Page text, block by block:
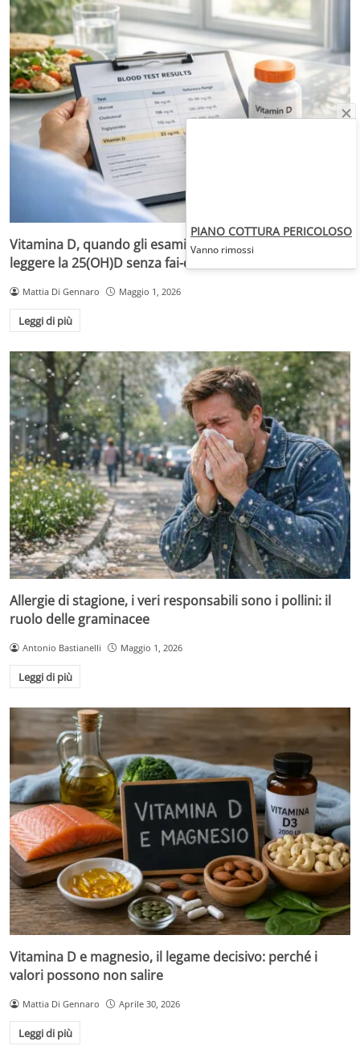
Vitamina D, quando gli esami servono davvero: come
leggere la 25(OH)D senza fai-da-te
Mattia Di Gennaro Maggio 1, 2026
Leggi di più
Allergie di stagione, i veri responsabili sono i pollini: il
ruolo delle graminacee
Antonio Bastianelli Maggio 1, 2026
Leggi di più
Vitamina D e magnesio, il legame decisivo: perché i
valori possono non salire
Mattia Di Gennaro Aprile 30, 2026
Leggi di più
PIANO COTTURA PERICOLOSO
Vanno rimossi